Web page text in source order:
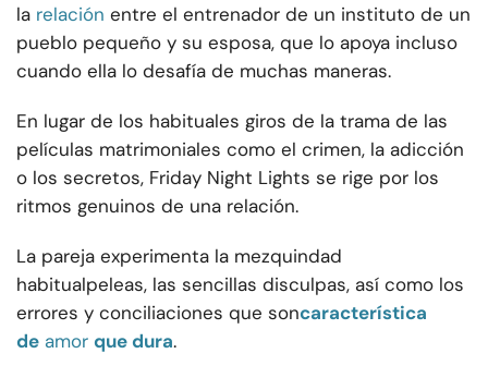
la relación entre el entrenador de un instituto de un
pueblo pequeño y su esposa, que lo apoya incluso
cuando ella lo desafía de muchas maneras.
En lugar de los habituales giros de la trama de las
películas matrimoniales como el crimen, la adicción
o los secretos, Friday Night Lights se rige por los
ritmos genuinos de una relación.
La pareja experimenta la mezquindad
habitualpeleas, las sencillas disculpas, así como los
errores y conciliaciones que soncaracterística
de amor que dura.